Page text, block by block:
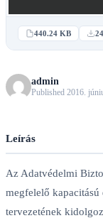
440.24 KB 24
admin
Published 2016.
Leírás
Az Adatvédelmi
megfelelő
tervezetének